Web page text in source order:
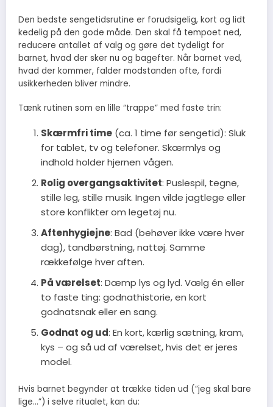
Den bedste sengetidsrutine er forudsigelig, kort og lidt
kedelig på den gode måde. Den skal få tempoet ned,
reducere antallet af valg og gøre det tydeligt for
barnet, hvad der sker nu og bagefter. Når barnet ved,
hvad der kommer, falder modstanden ofte, fordi
usikkerheden bliver mindre.
Tænk rutinen som en lille “trappe” med faste trin:
Skærmfri time(ca. 1 time før sengetid): Sluk
for tablet, tv og telefoner. Skærmlys og
indhold holder hjernen vågen.
Rolig overgangsaktivitet: Puslespil, tegne,
stille leg, stille musik. Ingen vilde jagtlege eller
store konflikter om legetøj nu.
Aftenhygiejne: Bad (behøver ikke være hver
dag), tandbørstning, nattøj. Samme
rækkefølge hver aften.
På værelset: Dæmp lys og lyd. Vælg én eller
to faste ting: godnathistorie, en kort
godnatsnak eller en sang.
Godnat og ud: En kort, kærlig sætning, kram,
kys – og så ud af værelset, hvis det er jeres
model.
Hvis barnet begynder at trække tiden ud (”jeg skal bare
lige…”) i selve ritualet, kan du: